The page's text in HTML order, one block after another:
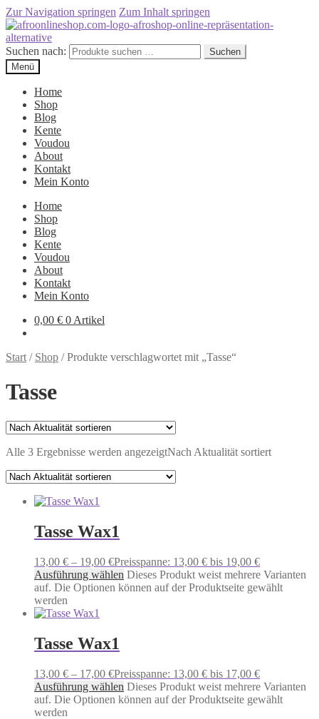
Zur Navigation springen Zum Inhalt springen
Suchen nach:
Suchen
Menü
Home
Shop
Blog
Kente
Voudou
About
Kontakt
Mein Konto
Home
Shop
Blog
Kente
Voudou
About
Kontakt
Mein Konto
0,00 € 0 Artikel
Start / Shop /Produkte verschlagwortet mit „Tasse“
Tasse
Alle 3 Ergebnisse werden angezeigtNach Aktualität sortiert
Tasse Wax1
13,00 € – 19,00 €Preisspanne: 13,00 € bis 19,00 €
Ausführung wählen Dieses Produkt weist mehrere Varianten
auf. Die Optionen können auf der Produktseite gewählt
werden
Tasse Wax1
13,00 € – 17,00 €Preisspanne: 13,00 € bis 17,00 €
Ausführung wählen Dieses Produkt weist mehrere Varianten
auf. Die Optionen können auf der Produktseite gewählt
werden